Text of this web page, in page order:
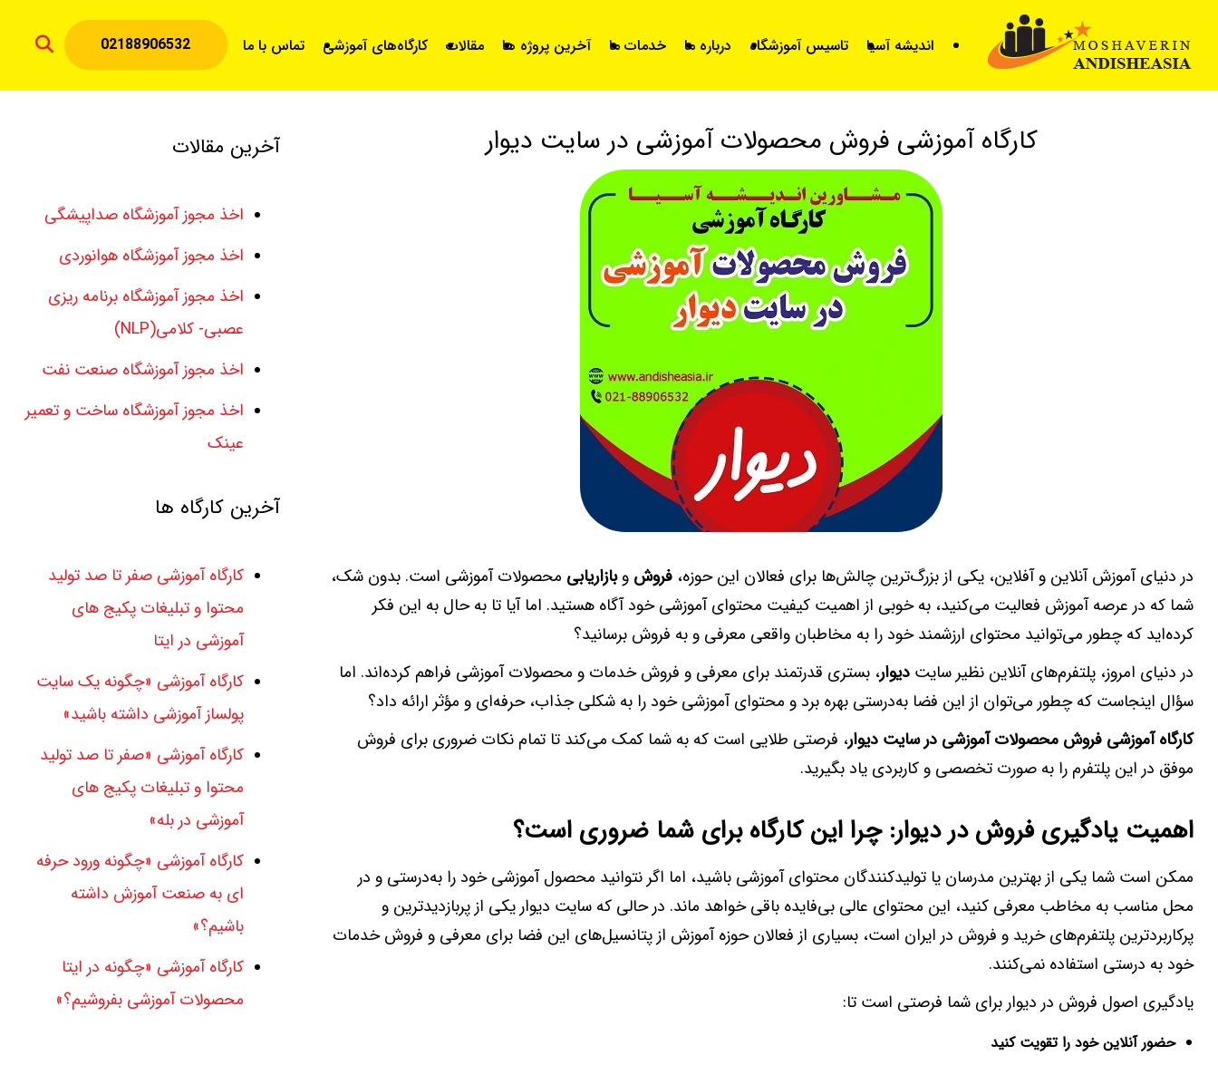
اندیشه آسیا تاسیس آموزشگاه درباره ما خدمات ما آخرین پروژه ها مقالات کارگاه‌های آموزشی تماس با ما 02188906532
کارگاه آموزشی فروش محصولات آموزشی در سایت دیوار
در دنیای آموزش آنلاین و آفلاین، یکی از بزرگ‌ترین چالش‌ها برای فعالان این حوزه، فروش وبازاریابی محصولات آموزشی است. بدون شک،
شما که در عرصه آموزش فعالیت می‌کنید، به خوبی از اهمیت کیفیت محتوای آموزشی خود آگاه هستید. اما آیا تا به حال به این فکر
کرده‌اید که چطور می‌توانید محتوای ارزشمند خود را به مخاطبان واقعی معرفی و به فروش برسانید؟
در دنیای امروز، پلتفرم‌های آنلاین نظیر سایت دیوار، بستری قدرتمند برای معرفی و فروش خدمات و محصولات آموزشی فراهم کرده‌اند. اما
سؤال اینجاست که چطور می‌توان از این فضا به‌درستی بهره برد و محتوای آموزشی خود را به شکلی جذاب، حرفه‌ای و مؤثر ارائه داد؟
کارگاه آموزشی فروش محصولات آموزشی در سایت دیوار، فرصتی طلایی است که به شما کمک می‌کند تا تمام نکات ضروری برای فروش
موفق در این پلتفرم را به صورت تخصصی و کاربردی یاد بگیرید.
اهمیت یادگیری فروش در دیوار: چرا این کارگاه برای شما ضروری است؟
ممکن است شما یکی از بهترین مدرسان یا تولیدکنندگان محتوای آموزشی باشید، اما اگر نتوانید محصول آموزشی خود را به‌درستی و در
محل مناسب به مخاطب معرفی کنید، این محتوای عالی بی‌فایده باقی خواهد ماند. در حالی که سایت دیوار یکی از پربازدیدترین و
پرکاربردترین پلتفرم‌های خرید و فروش در ایران است، بسیاری از فعالان حوزه آموزش از پتانسیل‌های این فضا برای معرفی و فروش خدمات
خود به درستی استفاده نمی‌کنند.
یادگیری اصول فروش در دیوار برای شما فرصتی است تا:
حضور آنلاین خود را تقویت کنید
آخرین مقالات
اخذ مجوز آموزشگاه صداپیشگی
اخذ مجوز آموزشگاه هوانوردی
اخذ مجوز آموزشگاه برنامه ریزی
عصبی- کلامی(NLP)
اخذ مجوز آموزشگاه صنعت نفت
اخذ مجوز آموزشگاه ساخت و تعمیر
عینک
آخرین کارگاه ها
کارگاه آموزشی صفر تا صد تولید
محتوا و تبلیغات پکیج های
آموزشی در ایتا
کارگاه آموزشی «چگونه یک سایت
پولساز آموزشی داشته باشید»
کارگاه آموزشی «صفر تا صد تولید
محتوا و تبلیغات پکیج های
آموزشی در بله»
کارگاه آموزشی «چگونه ورود حرفه
ای به صنعت آموزش داشته
باشیم؟»
کارگاه آموزشی «چگونه در ایتا
محصولات آموزشی بفروشیم؟»